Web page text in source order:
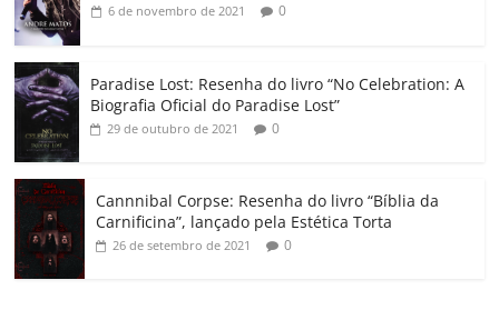
6 de novembro de 2021 0
Paradise Lost: Resenha do livro “No Celebration: A
Biografia Oficial do Paradise Lost”
29 de outubro de 2021 0
Cannnibal Corpse: Resenha do livro “Bíblia da
Carnificina”, lançado pela Estética Torta
26 de setembro de 2021 0